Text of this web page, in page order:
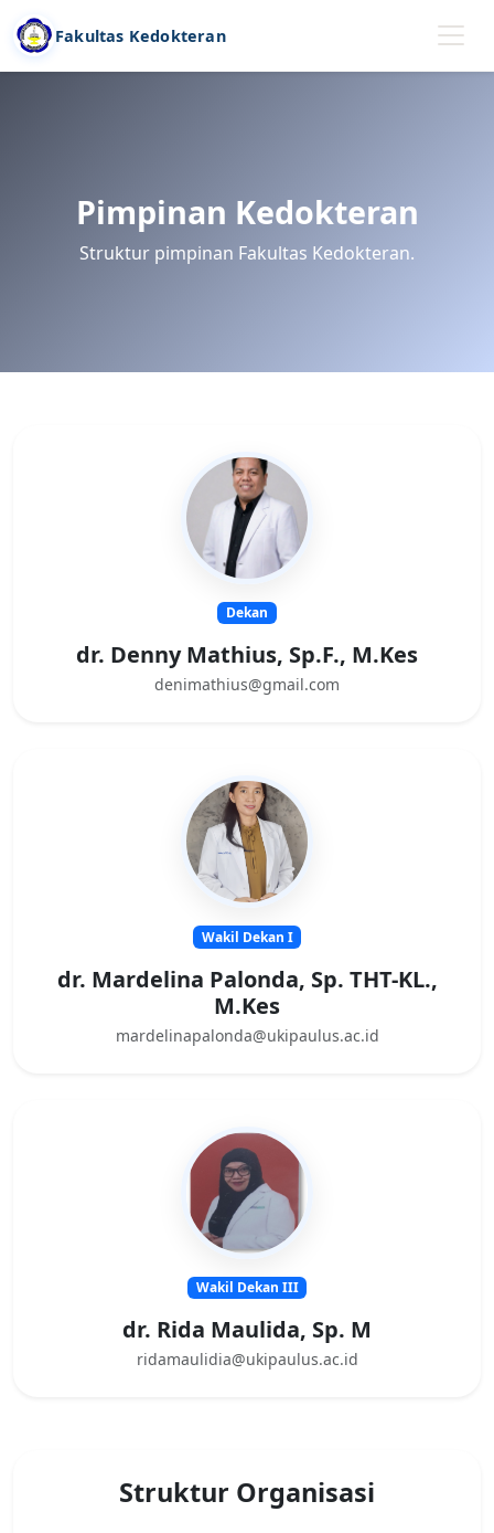
Fakultas Kedokteran
Pimpinan Kedokteran
Struktur pimpinan Fakultas Kedokteran.
Dekan
dr. Denny Mathius, Sp.F., M.Kes
denimathius@gmail.com
Wakil Dekan I
dr. Mardelina Palonda, Sp. THT-KL.,
M.Kes
mardelinapalonda@ukipaulus.ac.id
Wakil Dekan III
dr. Rida Maulida, Sp. M
ridamaulidia@ukipaulus.ac.id
Struktur Organisasi